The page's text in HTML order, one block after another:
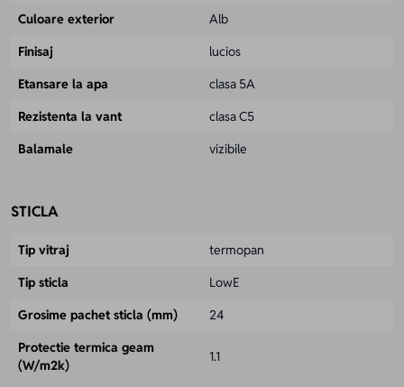
Culoare exterior
Alb
Finisaj
lucios
Etansare la apa
clasa 5A
Rezistenta la vant
clasa C5
Balamale
vizibile
STICLA
Tip vitraj
termopan
Tip sticla
LowE
Grosime pachet sticla (mm)
24
Protectie termica geam
(W/m2k)
1.1